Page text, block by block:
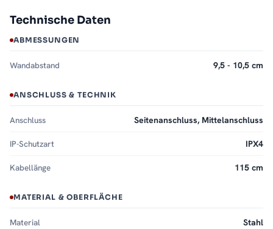
Technische Daten
ABMESSUNGEN
Wandabstand 9,5 - 10,5 cm
ANSCHLUSS & TECHNIK
Anschluss Seitenanschluss, Mittelanschluss
IP-Schutzart IPX4
Kabellänge 115 cm
MATERIAL & OBERFLÄCHE
Material Stahl